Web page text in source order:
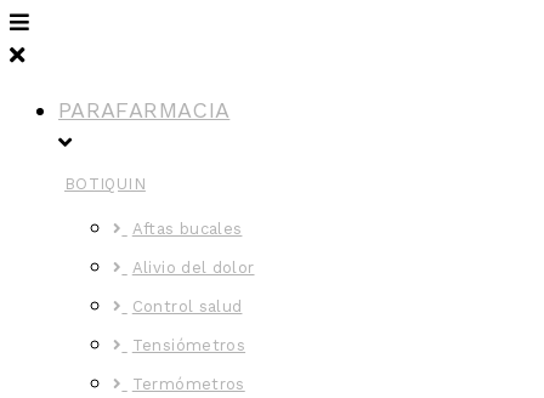
PARAFARMACIA
BOTIQUIN
Aftas bucales
Alivio del dolor
Control salud
Tensiómetros
Termómetros